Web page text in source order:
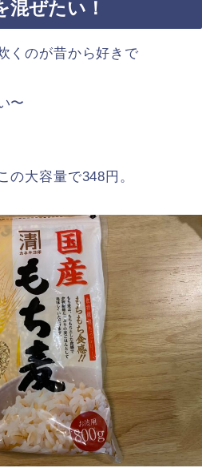
混ぜたい！
くのが昔から好きで
〜
の大容量で348円。